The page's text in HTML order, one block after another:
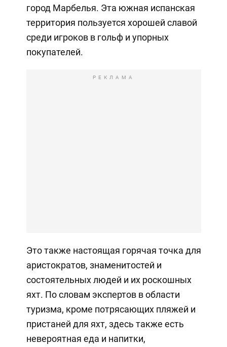
город Марбелья. Эта южная испанская
территория пользуется хорошей славой
среди игроков в гольф и упорных
покупателей.
РЕКЛАМА
Это также настоящая горячая точка для
аристократов, знаменитостей и
состоятельных людей и их роскошных
яхт. По словам экспертов в области
туризма, кроме потрясающих пляжей и
пристаней для яхт, здесь также есть
невероятная еда и напитки,